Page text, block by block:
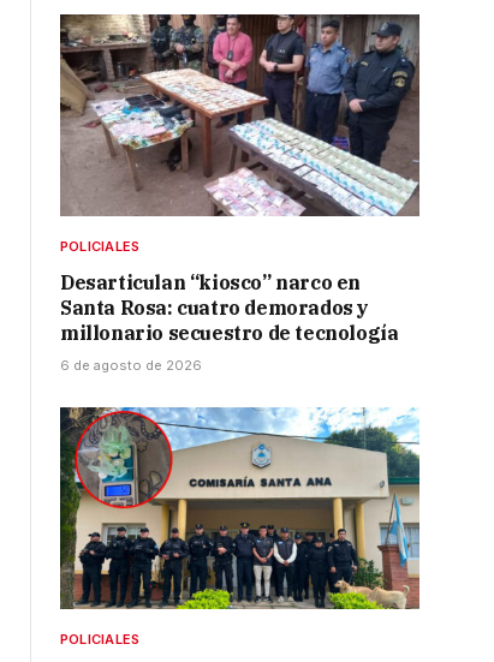
POLICIALES
Desarticulan “kiosco” narco en
Santa Rosa: cuatro demorados y
millonario secuestro de tecnología
6 de agosto de 2026
POLICIALES